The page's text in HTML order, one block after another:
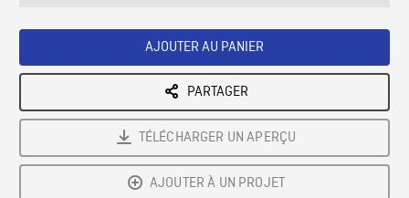
AJOUTER AU PANIER
PARTAGER
TÉLÉCHARGER UN APERÇU
AJOUTER À UN PROJET